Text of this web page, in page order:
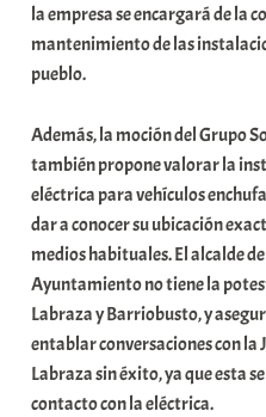
la empresa se encargará de la
mantenimiento de las
pueblo.
Además, la moción del Grupo
también propone valorar la
eléctrica para vehículos
dar a conocer su ubicación
medios habituales. El alcalde
Ayuntamiento no tiene la
Labraza y Barriobusto, y
entablar conversaciones con
Labraza sin éxito, ya que esta
contacto con la eléctrica.